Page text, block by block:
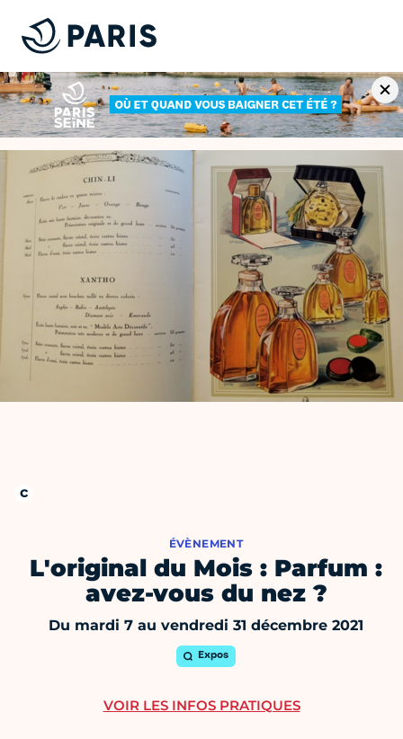
ÉVÈNEMENT
L'original du Mois : Parfum :
avez-vous du nez ?
Du mardi 7 au vendredi 31 décembre 2021
Expos
VOIR LES INFOS PRATIQUES